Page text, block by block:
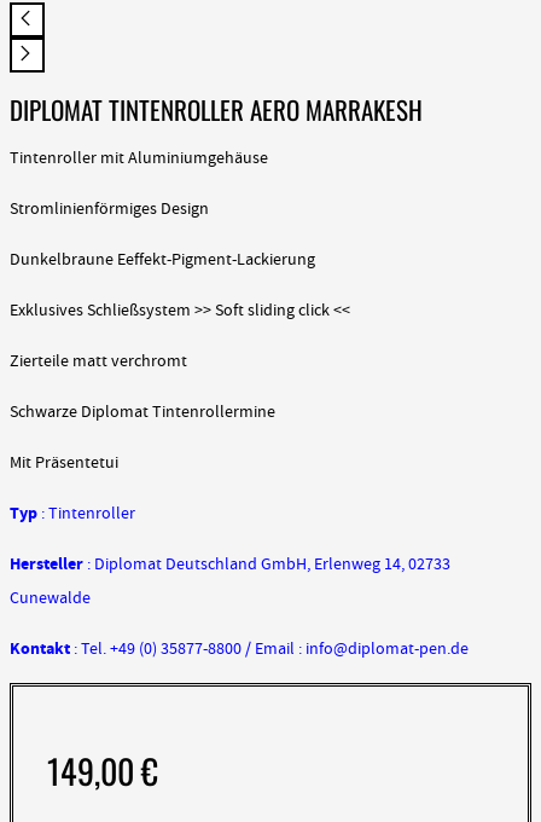
DIPLOMAT TINTENROLLER AERO MARRAKESH
Tintenroller mit Aluminiumgehäuse
Stromlinienförmiges Design
Dunkelbraune Eeffekt-Pigment-Lackierung
Exklusives Schließsystem >> Soft sliding click <<
Zierteile matt verchromt
Schwarze Diplomat Tintenrollermine
Mit Präsentetui
Typ : Tintenroller
Hersteller : Diplomat Deutschland GmbH, Erlenweg 14, 02733
Cunewalde
Kontakt : Tel. +49 (0) 35877-8800 / Email : info@diplomat-pen.de
149,00€